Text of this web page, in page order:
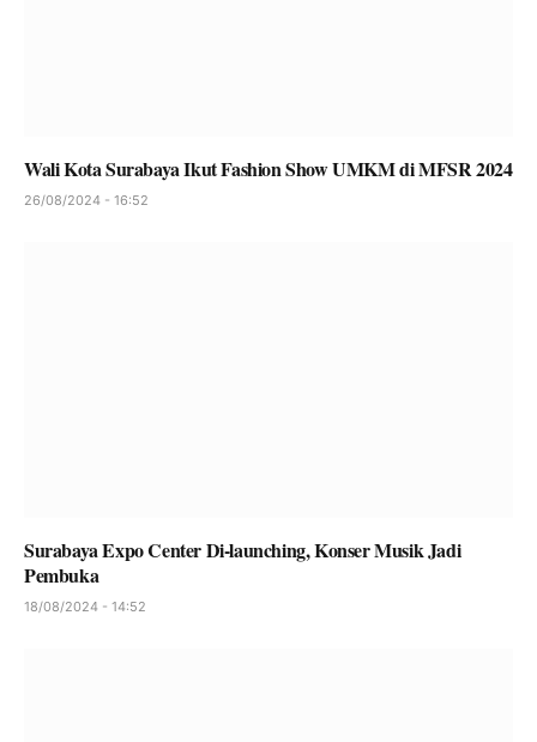
Wali Kota Surabaya Ikut Fashion Show UMKM di MFSR 2024
26/08/2024 - 16:52
Surabaya Expo Center Di-launching, Konser Musik Jadi
Pembuka
18/08/2024 - 14:52